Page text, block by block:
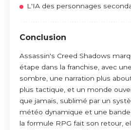
L'IA des personnages
Conclusion
Assassin's Creed Shadows
étape dans la franchise, avec
sombre, une narration plus
plus tactique, et un monde
que jamais, sublimé par un
météo dynamique et une
la formule RPG fait son retour,